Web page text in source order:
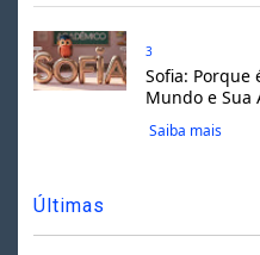
3
Sofia: Porque
Mundo e Sua
Saiba mais
Últimas